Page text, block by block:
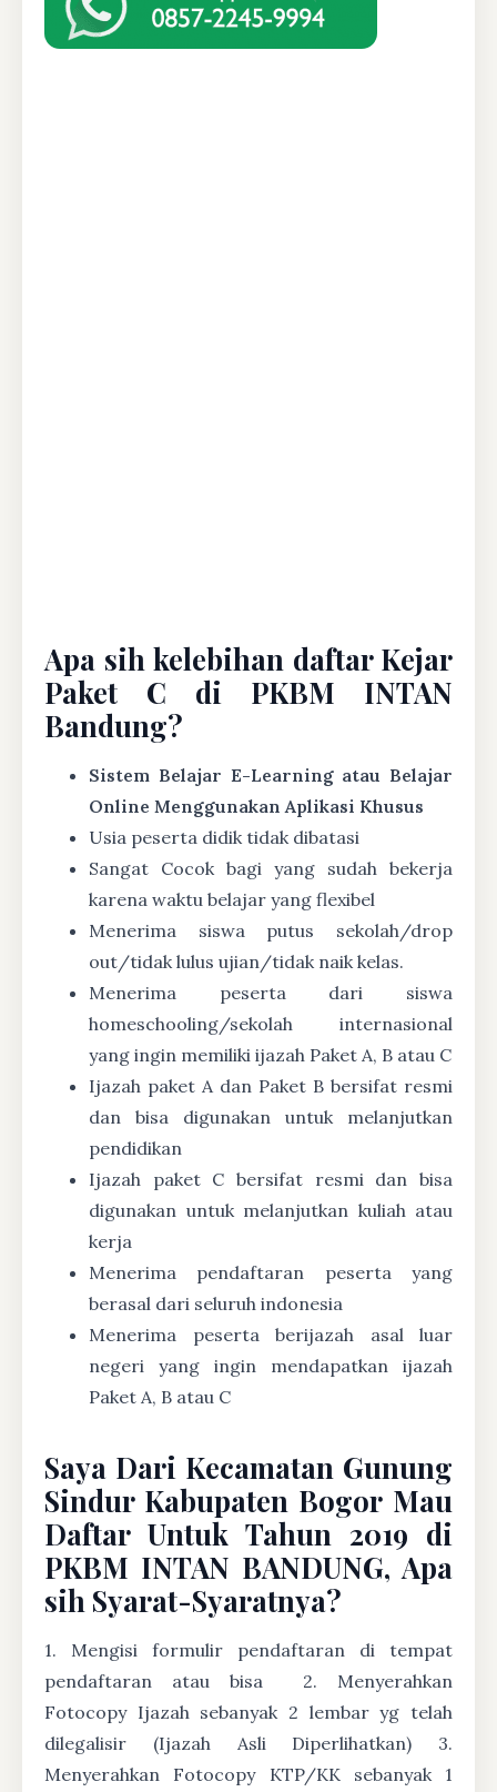
Apa sih kelebihan daftar Kejar
Paket C di PKBM INTAN
Bandung?
Sistem Belajar E-Learning atau Belajar
Online Menggunakan Aplikasi Khusus
Usia peserta didik tidak dibatasi
Sangat Cocok bagi yang sudah bekerja
karena waktu belajar yang flexibel
Menerima siswa putus sekolah/drop
out/tidak lulus ujian/tidak naik kelas.
Menerima peserta dari siswa
homeschooling/sekolah internasional
yang ingin memiliki ijazah Paket A, B atau C
Ijazah paket A dan Paket B bersifat resmi
dan bisa digunakan untuk melanjutkan
pendidikan
Ijazah paket C bersifat resmi dan bisa
digunakan untuk melanjutkan kuliah atau
kerja
Menerima pendaftaran peserta yang
berasal dari seluruh indonesia
Menerima peserta berijazah asal luar
negeri yang ingin mendapatkan ijazah
Paket A, B atau C
Saya Dari Kecamatan Gunung
Sindur Kabupaten Bogor Mau
Daftar Untuk Tahun 2019 di
PKBM INTAN BANDUNG, Apa
sih Syarat-Syaratnya?
1. Mengisi formulir pendaftaran di tempat
pendaftaran atau bisa
2. Menyerahkan
Fotocopy Ijazah sebanyak 2 lembar yg telah
dilegalisir (Ijazah Asli Diperlihatkan) 3.
Menyerahkan Fotocopy KTP/KK sebanyak 1